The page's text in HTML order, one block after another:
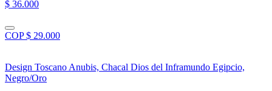
$ 36.000
COP $ 29.000
Design Toscano Anubis, Chacal Dios del Inframundo Egipcio,
Negro/Oro